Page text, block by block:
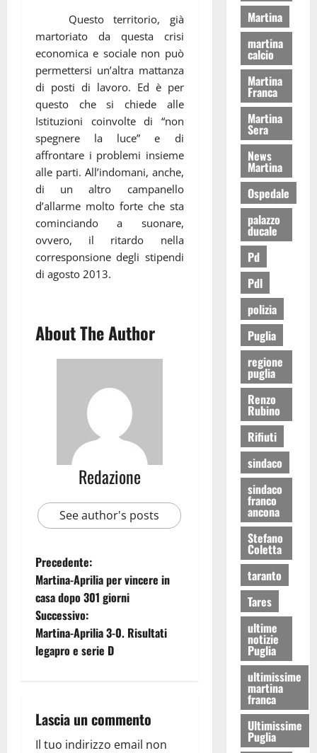
Questo territorio, già
martoriato da questa crisi
economica e sociale non può
permettersi un’altra mattanza
di posti di lavoro. Ed è per
questo che si chiede alle
Istituzioni coinvolte di “non
spegnere la luce” e di
affrontare i problemi insieme
alle parti. All’indomani, anche,
di un altro campanello
d’allarme molto forte che sta
cominciando a suonare,
ovvero, il ritardo nella
corresponsione degli stipendi
di agosto 2013.
About The Author
Redazione
See author's posts
Precedente:
Martina-Aprilia per vincere in
casa dopo 301 giorni
Successivo:
Martina-Aprilia 3-0. Risultati
legapro e serie D
Lascia un commento
Il tuo indirizzo email non
Martina
martina
calcio
Martina
Franca
Martina
Sera
News
Martina
Ospedale
palazzo
ducale
Pd
Pdl
polizia
Puglia
regione
puglia
Renzo
Rubino
Rifiuti
sindaco
sindaco
franco
ancona
Stefano
Coletta
taranto
Tares
ultime
notizie
Puglia
ultimissime
martina
franca
Ultimissime
Puglia